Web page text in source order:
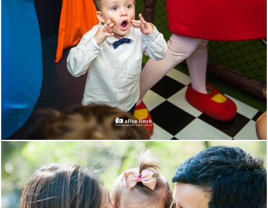
2120 228